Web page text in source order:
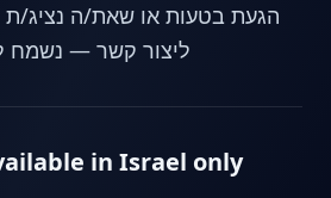
הגעת בטעות או שאת/ה נציג/ת
ליצור קשר — נשמח
in Israel only